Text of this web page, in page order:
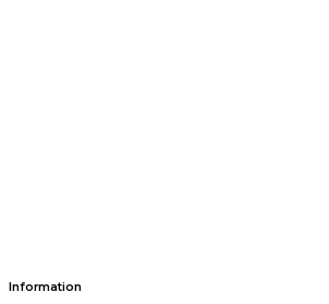
Information